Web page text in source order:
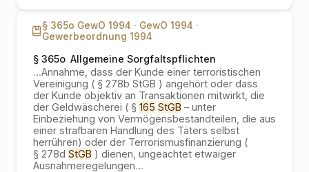
§ 365o GewO 1994 · GewO 1994 ·
Gewerbeordnung 1994
§ 365o Allgemeine Sorgfaltspflichten
…Annahme, dass der Kunde einer terroristischen
Vereinigung ( § 278b StGB ) angehört oder dass
der Kunde objektiv an Transaktionen mitwirkt, die
der Geldwäscherei ( § 165 StGB – unter
Einbeziehung von Vermögensbestandteilen, die aus
einer strafbaren Handlung des Täters selbst
herrühren) oder der Terrorismusfinanzierung (
§ 278d StGB ) dienen, ungeachtet etwaiger
Ausnahmeregelungen…